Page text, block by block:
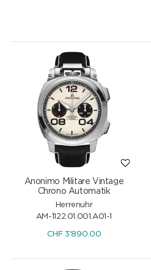
Anonimo Militare Vintage
Chrono Automatik
Herrenuhr
AM-1122.01.001.A01-1
CHF3'890.00